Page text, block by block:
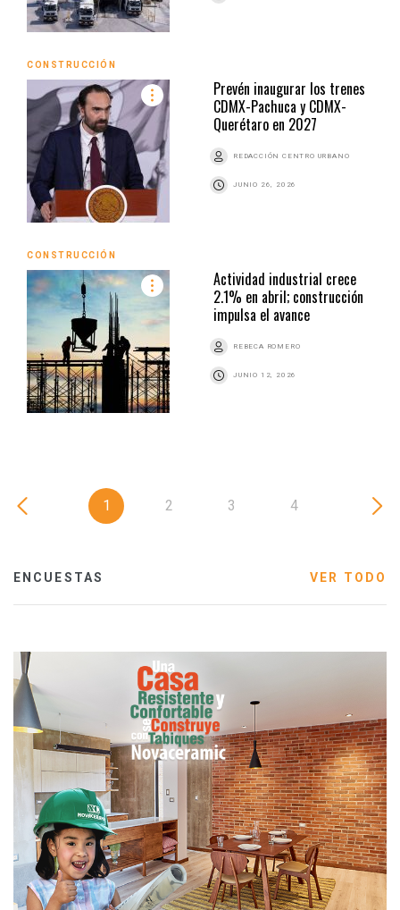
CONSTRUCCIÓN
Prevén inaugurar los trenes
CDMX-Pachuca y CDMX-
Querétaro en 2027
REDACCIÓN CENTRO URBANO
JUNIO 26, 2026
CONSTRUCCIÓN
Actividad industrial crece
2.1% en abril; construcción
impulsa el avance
REBECA ROMERO
JUNIO 12, 2026
1 2 3 4
ENCUESTAS VER TODO